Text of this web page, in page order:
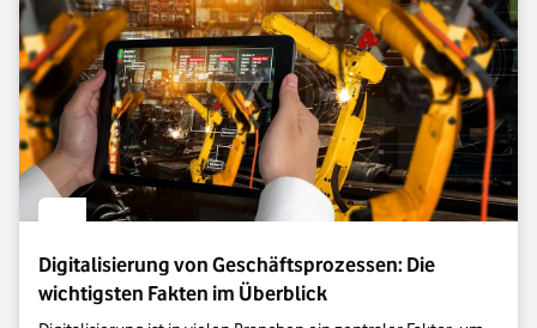
modernen Telefonanlage professionalisieren Sie Ihre
Kommunikation und profitieren von einer Vielzahl nützlicher
Funktionen. Denn Telefonanlagen für kleinere Unternehmen
umfassen längst mehr als Standardgeräte mit Hörer und
Tastenfeld. Es sind Systemlösungen, die sich mit anderen
Produkten wie Microsoft Teams oder Google Workspace
Digitalisierung von Geschäftsprozessen: Die
wichtigsten Fakten im Überblick